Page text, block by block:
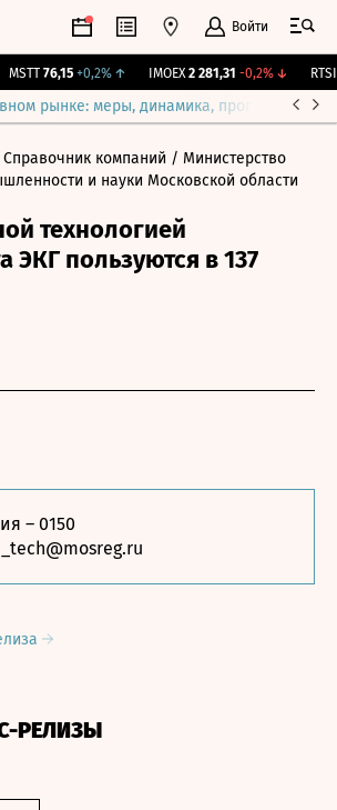
Войти
MSTT 76,15 +0,2%↑ IMOEX 2 281,31 -0,2%↓ RTSI
рынке: меры, динамика, прогнозы
компаний / Министерство
и науки Московской области
технологией
ЭКГ пользуются в 137
– 0150
РЕЛИЗЫ